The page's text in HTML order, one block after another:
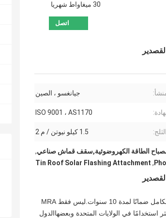
30 ميغاواط شهريا
اتصل
جيانغسو ، الصين
ISO 9001 ، AS1170
1.5 كيلو نيوتن / م 2
الطاقة الكهروضوئية,سقف قماش صناعي,
,
Tin Roof Solar Flashing Attachment
MRA هو حل كامل مع سكة ​​عالمية ثورية ومشابك ومرفق وميض شمسي ، ويمتلك النظام الكامل ضمانًا لمدة 10 سنوات.ليس فقط MRA
استخدامًا في الولايات المتحدة وبعضهاالدول